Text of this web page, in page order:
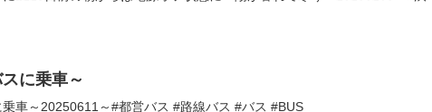
に乗車～
車～20250611～#都営バス #路線バス #バス #BUS